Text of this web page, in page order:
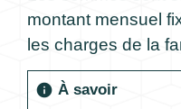
montant mensuel
les charges de la
info À savoir